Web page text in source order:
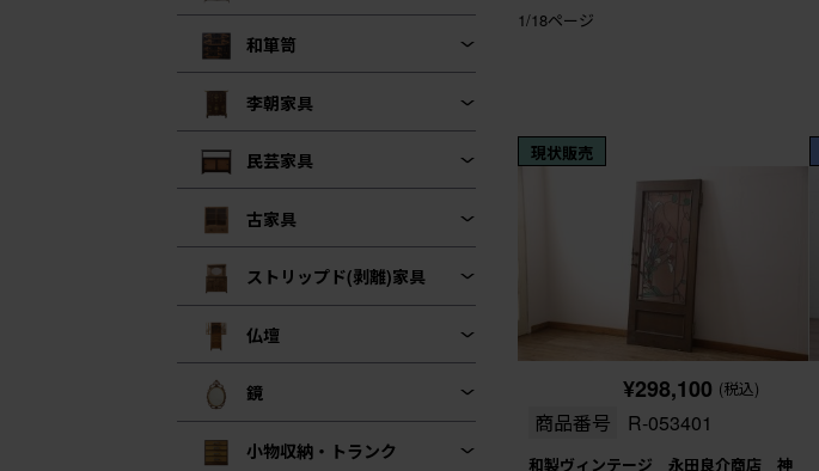
和箪笥
李朝家具
民芸家具
古家具
ストリップド(剥離)家具
仏壇
鏡
小物収納・トランク
1/18ページ
現状販売
¥298,100 (税込)
商品番号 R-053401
和製ヴィンテージ 永田良介商店 神